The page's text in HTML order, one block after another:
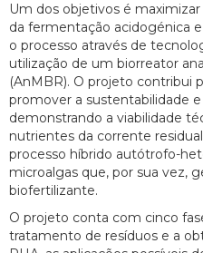
Um dos objetivos é
da fermentação acidogénica
o processo através de
utilização de um biorreator
(AnMBR). O projeto contribui
promover a sustentabilidade e
demonstrando a viabilidade
nutrientes da corrente
processo híbrido autótrofo-
microalgas que, por sua vez,
biofertilizante.
O projeto conta com cinco
tratamento de resíduos e a